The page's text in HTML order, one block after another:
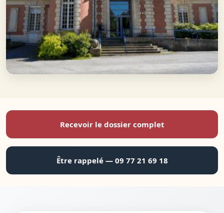
Recevoir le dossier complet
Être rappelé — 09 77 21 69 18